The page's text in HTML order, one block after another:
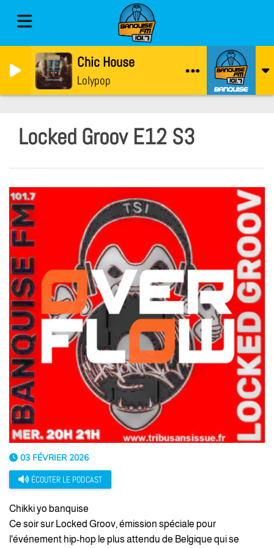
Chic House
Lolypop
Locked Groov E12 S3
03 FÉVRIER 2026
ÉCOUTER LE PODCAST
Chikki yo banquise
Ce soir sur Locked Groov, émission spéciale pour
l'événement hip-hop le plus attendu de Belgique qui se